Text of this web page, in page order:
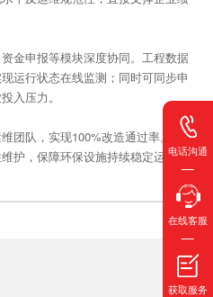
金申报等模块深度协同。工程数据
运行状态在线监测；同时可同步申
入压力。
团队，实现100%改造通过率。提供
护，保障环保设施持续稳定运行，电话沟通
在线客服
获取服务